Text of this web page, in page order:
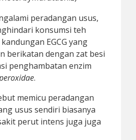
peradangan usus,
konsumsi teh
EGCG yang
berikatan dengan zat besi
penghambatan enzim
.
memicu peradangan
usus sendiri biasanya
perut intens juga juga